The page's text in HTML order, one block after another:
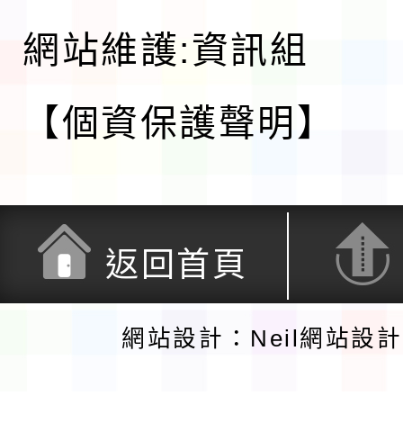
網站維護:資訊組
【個資保護聲明】
返回首頁
網站設計：Neil網站設